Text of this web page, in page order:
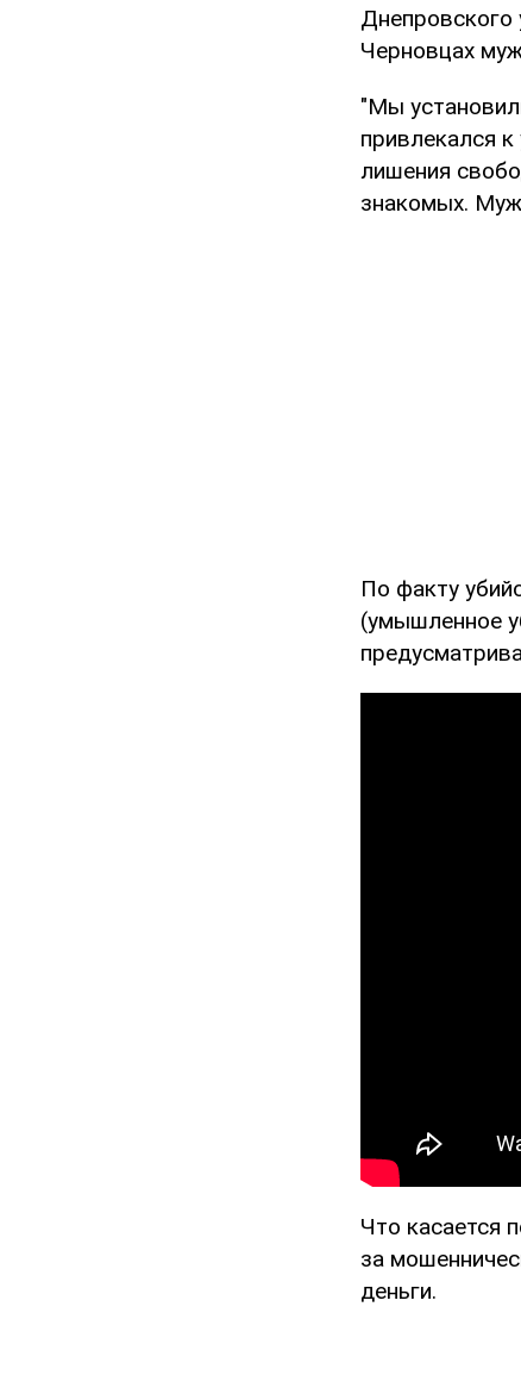
Днепровского
Черновцах
"Мы
привлекался
лишения
знакомых.
По факту
(умышленное
Что касается
за
деньги.